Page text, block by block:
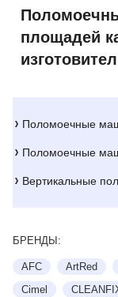
площадей
Поломоечные
Поломоечные
Вертикальные
БРЕНДЫ:
AFC ArtRed
Cimel